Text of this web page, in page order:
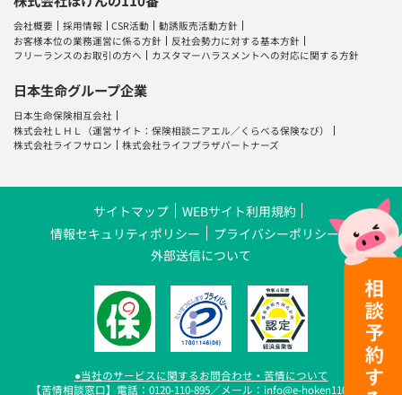
会社概要 採用情報 CSR活動
勧誘販売活動方針
お客様本位の業務運営に係る方針
反社会勢力に対する基本方針
フリーランスのお取引の方へ
カスタマーハラスメントへの対応に関する方針
日本生命グループ企業
日本生命保険相互会社
株式会社ＬＨＬ
（運営サイト：保険相談ニアエル ／ くらべる保険なび）
株式会社ライフサロン
株式会社ライフプラザパートナーズ
サイトマップ
WEBサイト利用規約
情報セキュリティポリシー
プライバシーポリシー
外部送信について
●当社のサービスに関するお問合わせ・苦情について
【苦情相談窓口】電話：0120-110-895／メール：info@e-hoken110.com